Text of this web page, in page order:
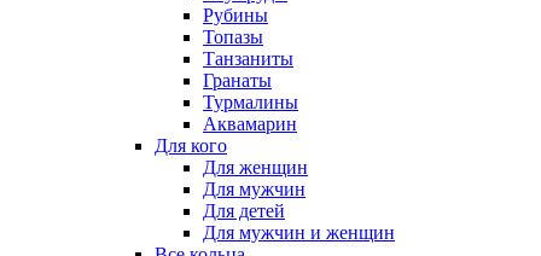
Рубины
Топазы
Танзаниты
Гранаты
Турмалины
Аквамарин
Для кого
Для женщин
Для мужчин
Для детей
Для мужчин и женщин